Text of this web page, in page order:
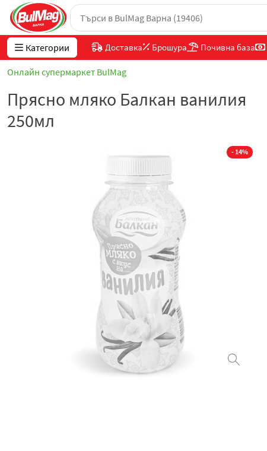
Категории Доставка Брошура Почивна база
Онлайн супермаркет BulMag
Прясно мляко Балкан ванилия
250мл
- 14%